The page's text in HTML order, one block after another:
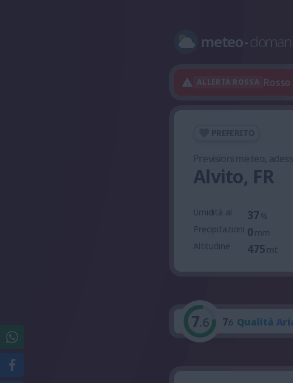
meteo-domani
ALLERTA ROSSA
Alvito, FR
Umidità al 37%
Precipitazioni 0mm
Altitudine
475 mt
7.6 7.6 Qualità